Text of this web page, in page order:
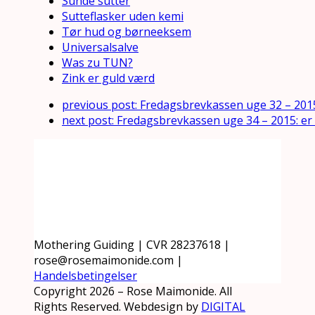
Sutteflasker uden kemi
Tør hud og børneeksem
Universalsalve
Was zu TUN?
Zink er guld værd
previous post: Fredagsbrevkassen uge 32 –
next post: Fredagsbrevkassen uge 34 – 2015:
Mothering Guiding | CVR 28237618 |
rose@rosemaimonide.com |
Handelsbetingelser
Copyright 2026 – Rose Maimonide. All
Rights Reserved. Webdesign by DIGITAL